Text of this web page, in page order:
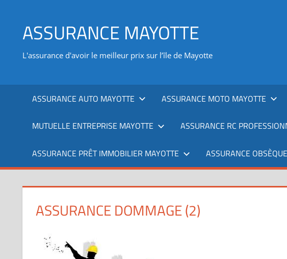
contenuASSURANCE MAYOTTE
L'assurance d'avoir le meilleur prix sur l’île de Mayotte
ASSURANCE AUTO MAYOTTE ASSURANCE MOTO MAYOTTE
MUTUELLE ENTREPRISE MAYOTTE ASSURANCE RC
ASSURANCE PRÊT IMMOBILIER MAYOTTE ASSURANCE
ASSURANCE DOMMAGE (2)